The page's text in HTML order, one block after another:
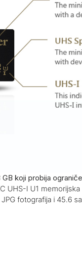
koji probija
UHS-I U1
fotografija i 45.6